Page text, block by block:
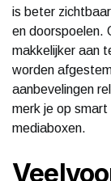
is beter
en doorspoelen.
makkelijker aan
worden
aanbevelingen
merk je op
mediaboxen.